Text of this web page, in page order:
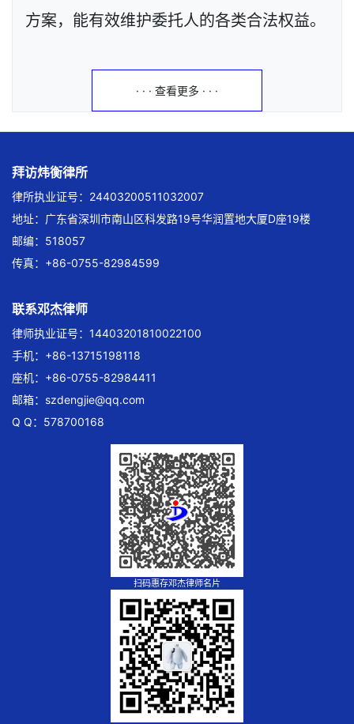
方案，能有效维护委托人的各类合法权益。
· · · 查看更多 · · ·
拜访炜衡律所
律所执业证号：24403200511032007
地址：广东省深圳市南山区科发路19号华润置地大厦D座19楼
邮编：518057
传真：+86-0755-82984599
联系邓杰律师
律师执业证号：14403201810022100
手机：+86-13715198118
座机：+86-0755-82984411
邮箱： szdengjie@qq.com
Q Q：578700168
扫码惠存邓杰律师名片